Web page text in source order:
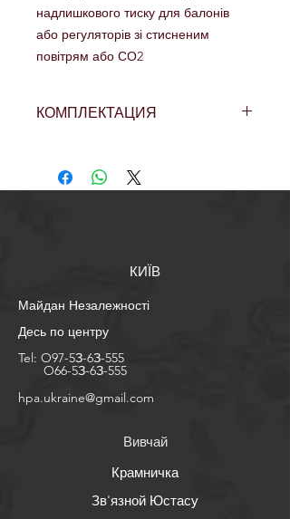
надлишкового тиску для балонів
або регуляторів зі стисненим
повітрям або СО2
КОМПЛЕКТАЦИЯ
КИЇВ
Майдан Незалежності
Десь по центру
Tel: O97-5З-6З-555
O66-5З-6З-555
​hpa.ukraine@gmail.com
Вивчай
Крамничка
Зв'язной Юстасу